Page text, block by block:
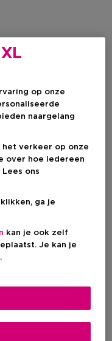
XL
op onze
naargelang
het verkeer op onze
over hoe iedereen
ons
ga je
kan je ook zelf
Je kan je